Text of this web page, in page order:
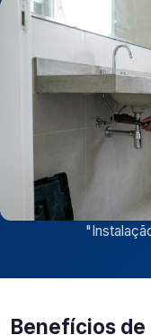
"
Benefícios